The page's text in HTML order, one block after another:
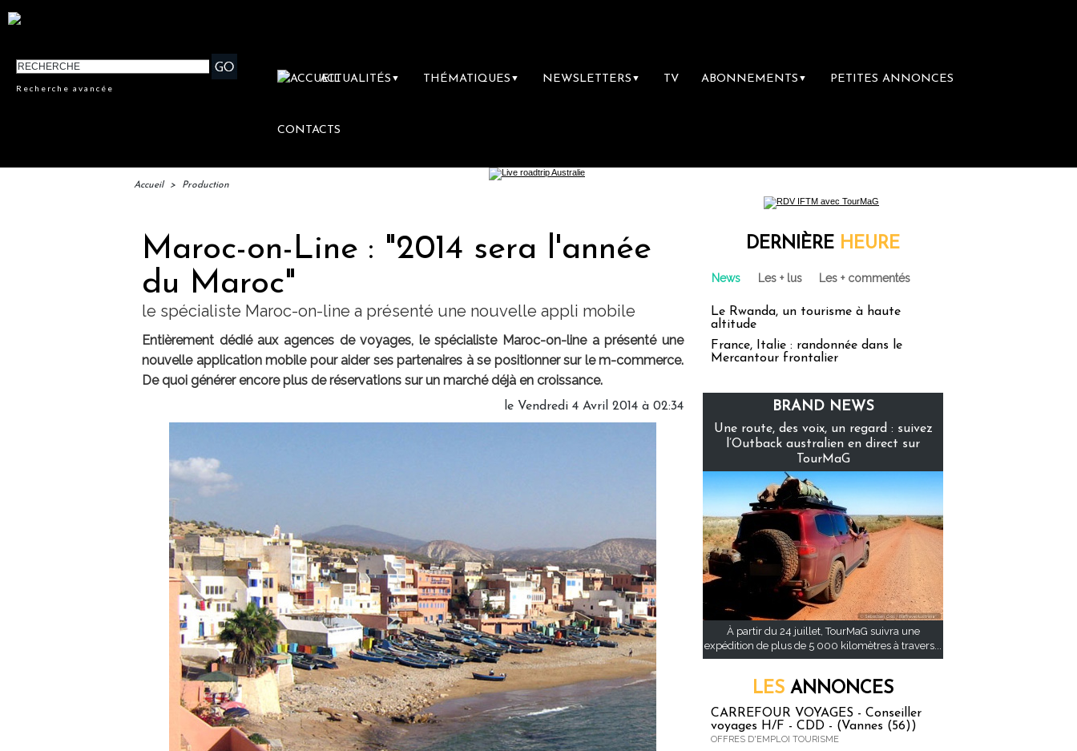
Recherche avancée
ACTUALITÉS ▼ THÉMATIQUES ▼ NEWSLETTERS ▼ TV ABONNEMENTS ▼ PETITES ANNONCES
CONTACTS
Accueil > Production
Maroc-on-Line : "2014 sera l'année
du Maroc"
le spécialiste Maroc-on-line a présenté une nouvelle appli mobile
Entièrement dédié aux agences de voyages, le spécialiste Maroc-on-line a présenté une
nouvelle application mobile pour aider ses partenaires à se positionner sur le m-commerce.
De quoi générer encore plus de réservations sur un marché déjà en croissance.
le Vendredi 4 Avril 2014 à 02:34
DERNIÈRE HEURE
News Les + lus Les + commentés
Le Rwanda, un tourisme à haute
altitude
France, Italie : randonnée dans le
Mercantour frontalier
BRAND NEWS
Une route, des voix, un regard : suivez
l’Outback australien en direct sur
TourMaG
À partir du 24 juillet, TourMaG suivra une
expédition de plus de 5 000 kilomètres à travers...
LES ANNONCES
CARREFOUR VOYAGES - Conseiller
voyages H/F - CDD - (Vannes (56))
OFFRES D'EMPLOI TOURISME